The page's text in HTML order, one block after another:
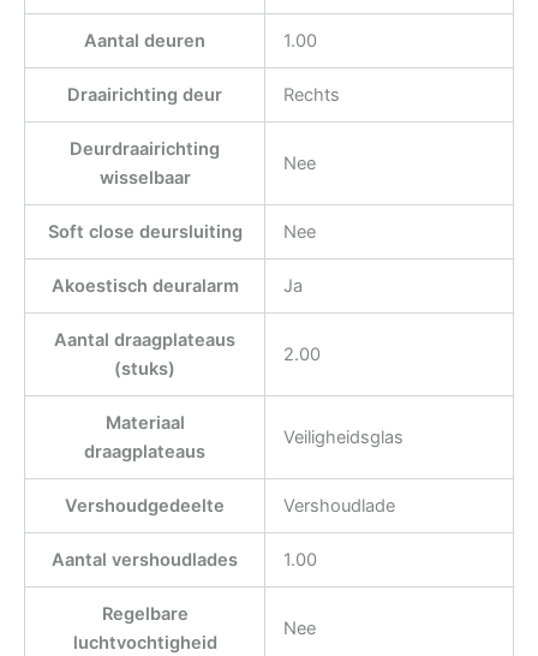
Aantal deuren 1.00
Draairichting deur Rechts
Deurdraairichting
wisselbaar
Nee
Soft close deursluiting Nee
Akoestisch deuralarm Ja
Aantal draagplateaus
(stuks)
2.00
Materiaal
draagplateaus
Veiligheidsglas
Vershoudgedeelte Vershoudlade
Aantal vershoudlades 1.00
Regelbare
luchtvochtigheid
Nee